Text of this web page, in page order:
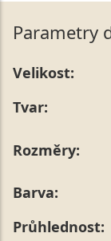
Parametry
Velikost:
Tvar:
Rozměry:
Barva:
Průhlednost: